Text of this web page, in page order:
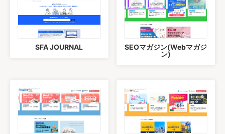
SFA JOURNAL
SEOマガジン(Webマガジ
ン)